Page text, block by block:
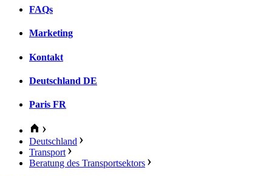
FAQs
Marketing
Kontakt
Deutschland DE
Paris FR
Deutschland
Transport
Beratung des Transportsektors